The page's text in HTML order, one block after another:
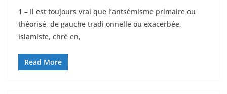
1 – Il est toujours vrai que l’antsémisme primaire ou
théorisé, de gauche tradi onnelle ou exacerbée,
islamiste, chré en,
Read More